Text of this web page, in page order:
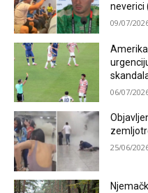
neverici
09/07/
06/07/
25/06/